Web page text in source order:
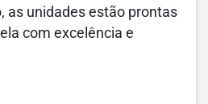
as unidades estão prontas
com excelência e